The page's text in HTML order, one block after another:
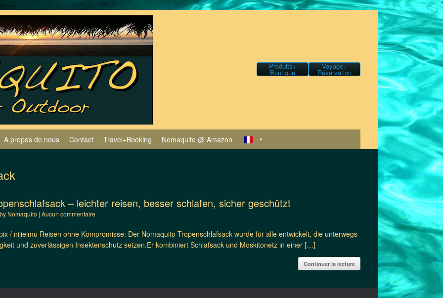
Produits+
Boutique
Voyage+
Réservation
A propos de nous Contact Travel+Booking Nomaquito @ Amazon
– leichter reisen, besser schlafen, sicher geschützt
by Nomaquito |Aucun commentaire
/ nijieimu Reisen ohne Kompromisse: Der Nomaquito Tropenschlafsack wurde für alle entwickelt, die unterwegs
und zuverlässigen Insektenschutz setzen.Er kombiniert Schlafsack und Moskitonetz in einer […]
Continuer la lecture